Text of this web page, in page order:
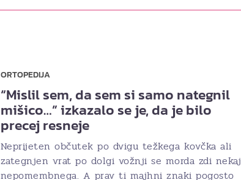
ORTOPEDIJA
“Mislil sem, da sem si samo nategnil
mišico…” izkazalo se je, da je bilo
precej resneje
Neprijeten občutek po dvigu težkega kovčka ali
zategnjen vrat po dolgi vožnji se morda zdi nekaj
nepomembnega. A prav ti majhni znaki pogosto